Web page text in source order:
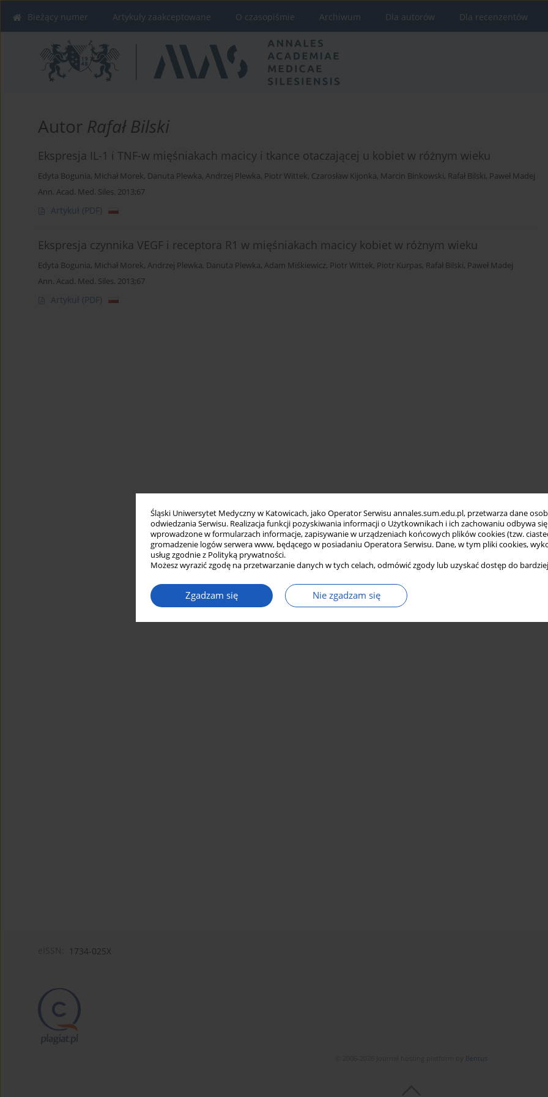
Śląski Uniwersytet Medyczny w Katowicach, jako Operator Serwisu annales.sum.edu.pl, przetwarza dane
odwiedzania Serwisu. Realizacja funkcji pozyskiwania informacji o Użytkownikach i ich zachowaniu odbywa
wprowadzone w formularzach informacje, zapisywanie w urządzeniach końcowych plików cookies (tzw.
gromadzenie logów serwera www, będącego w posiadaniu Operatora Serwisu. Dane, w tym pliki cookies,
usług zgodnie z Polityką prywatności.
Możesz wyrazić zgodę na przetwarzanie danych w tych celach, odmówić zgody lub uzyskać dostęp do
Zgadzam się Nie zgadzam się
Bieżący numer Artykuły zaakceptowane O czasopiśmie Archiwum Dla autorów Dla recenzentów
Autor Rafał Bilski
Ekspresja IL-1 i TNF-w mięśniakach macicy i tkance otaczającej u kobiet w różnym wieku
Edyta Bogunia, Michał Morek, Danuta Plewka, Andrzej Plewka, Piotr Wittek, Czarosław Kijonka, Marcin Binkowski, Rafał Bilski, Paweł Madej
Ann. Acad. Med. Siles. 2013;67
Artykuł (PDF)
Ekspresja czynnika VEGF i receptora R1 w mięśniakach macicy kobiet w różnym wieku
Edyta Bogunia, Michał Morek, Andrzej Plewka, Danuta Plewka, Adam Miśkiewicz, Piotr Wittek, Piotr Kurpas, Rafał Bilski, Paweł Madej
Ann. Acad. Med. Siles. 2013;67
Artykuł (PDF)
1734-025X
Bentus